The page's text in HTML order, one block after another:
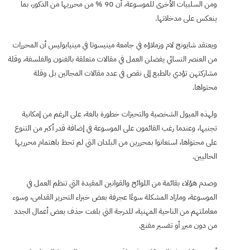
ومن السلبيات الأخرى للموسوعة، أن 90 % من محرريها من الذكور، بما
ينعكس على مدخلاتها.
ويعتقد شايونج لام وزملاؤه في جامعة مينيسوتا في مينيابوليس أن المحررات
من العنصر النسائي يفضلن العمل في مقالات متعلقة بالفنون والفلسفة، وقلة
مشاركتهن تؤدي بالطبع إلى نقص في عدد مقالات المجالين بل وقلة
محتواها.
ولهذه الميول الشخصية والتحيزات خطورة بالغة، على الرغم من إمكانية
تجنبها، وعندما رغب القائمون على الموسوعة في إضافة قدر أكبر من التنوع
على محتواها، استعانوا بمحررين من البلدان التي لم تحظ باهتمام محرريها
الحاليين.
وصدم هؤلاء بقائمة من اللوائح والقوانين المقيدة التي تنظم العمل في
الموسوعة، ومازاد المشكلة سوءًا عجرفة بعض خبراء التحرير القدامى، وسوء
معاملتهم من الناحية المهنية، للدرجة التي بلغت حذف بعض أعمال الجدد
من دون مبرر أو تفسير مقنع.